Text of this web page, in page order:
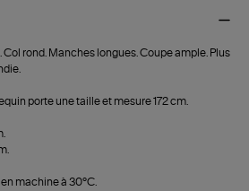
rond. Manches longues. Coupe ample. Plus
porte une taille et mesure 172 cm.
en machine à 30°C.